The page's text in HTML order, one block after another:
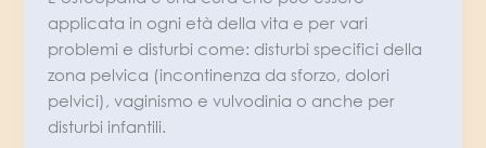
applicata in ogni età della vita e per vari
problemi e disturbi come: disturbi specifici della
zona pelvica (incontinenza da sforzo, dolori
pelvici), vaginismo e vulvodinia o anche per
disturbi infantili.